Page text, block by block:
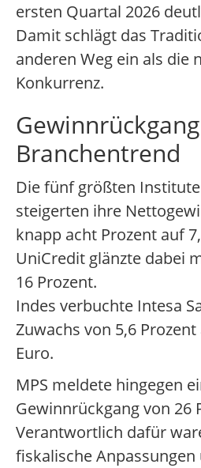
ersten Quartal 2026
Damit schlägt das
anderen Weg ein als die
Konkurrenz.
Branchentrend
Die fünf größten
steigerten ihre
knapp acht Prozent auf
UniCredit glänzte dabei
16 Prozent.
Indes verbuchte Intesa
Zuwachs von 5,6
Euro.
MPS meldete hingegen
Gewinnrückgang von 26
Verantwortlich dafür
fiskalische Anpassungen